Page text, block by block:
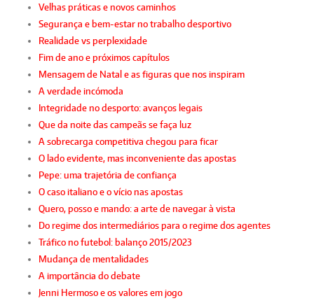
Velhas práticas e novos caminhos
Segurança e bem-estar no trabalho desportivo
Realidade vs perplexidade
Fim de ano e próximos capítulos
Mensagem de Natal e as figuras que nos inspiram
A verdade incómoda
Integridade no desporto: avanços legais
Que da noite das campeãs se faça luz
A sobrecarga competitiva chegou para ficar
O lado evidente, mas inconveniente das apostas
Pepe: uma trajetória de confiança
O caso italiano e o vício nas apostas
Quero, posso e mando: a arte de navegar à vista
Do regime dos intermediários para o regime dos agentes
Tráfico no futebol: balanço 2015/2023
Mudança de mentalidades
A importância do debate
Jenni Hermoso e os valores em jogo